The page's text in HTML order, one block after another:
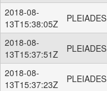
2018-08-
13T15:38:05Z
PLEIADES
2018-08-
13T15:37:51Z
PLEIADES
2018-08-
13T15:37:23Z
PLEIADES